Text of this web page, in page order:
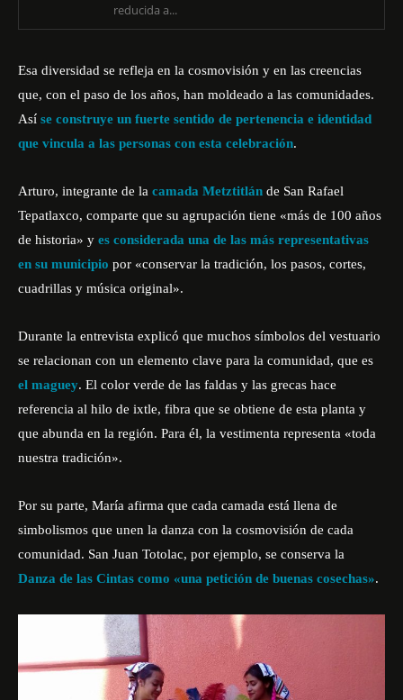
reducida a...
Esa diversidad se refleja en la cosmovisión y en las creencias
que, con el paso de los años, han moldeado a las comunidades.
Así se construye un fuerte sentido de pertenencia e identidad
que vincula a las personas con esta celebración.
Arturo, integrante de la camada Metztitlán de San Rafael
Tepatlaxco, comparte que su agrupación tiene «más de 100 años
de historia» y es considerada una de las más representativas
en su municipio por «conservar la tradición, los pasos, cortes,
cuadrillas y música original».
Durante la entrevista explicó que muchos símbolos del vestuario
se relacionan con un elemento clave para la comunidad, que es
el maguey. El color verde de las faldas y las grecas hace
referencia al hilo de ixtle, fibra que se obtiene de esta planta y
que abunda en la región. Para él, la vestimenta representa «toda
nuestra tradición».
Por su parte, María afirma que cada camada está llena de
simbolismos que unen la danza con la cosmovisión de cada
comunidad. San Juan Totolac, por ejemplo, se conserva la
Danza de las Cintas como «una petición de buenas cosechas».